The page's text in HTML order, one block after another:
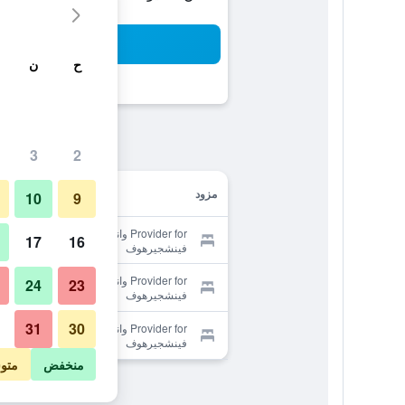
مزود
Provider for واندر- أوند بايكهوتل
فينشجيرهوف
Provider for واندر- أوند بايكهوتل
فينشجيرهوف
Provider for واندر- أوند بايكهوتل
فينشجيرهوف
ح ن
2
3
9
10
16
17
23
24
30
31
منخفض